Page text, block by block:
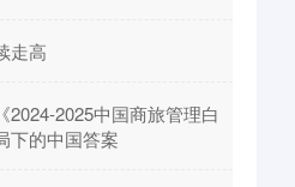
走高
2025中国商旅管理白
下的中国答案